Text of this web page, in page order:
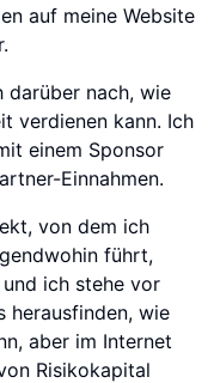
auf meine Website
darüber nach, wie
verdienen kann. Ich
einem Sponsor
Einnahmen.
von dem ich
führt,
ich stehe vor
herausfinden, wie
aber im Internet
Risikokapital